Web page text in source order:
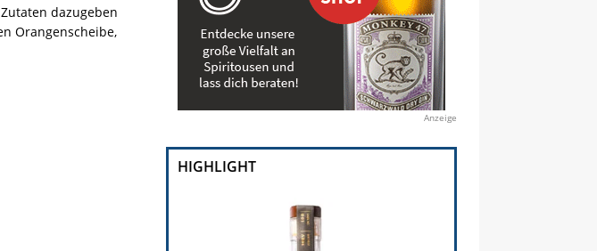
dazugeben
Orangenscheibe,
Anzeige
HIGHLIGHT